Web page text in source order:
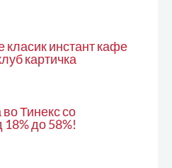
инстант кафе
картичка
Тинекс со
до 58%!